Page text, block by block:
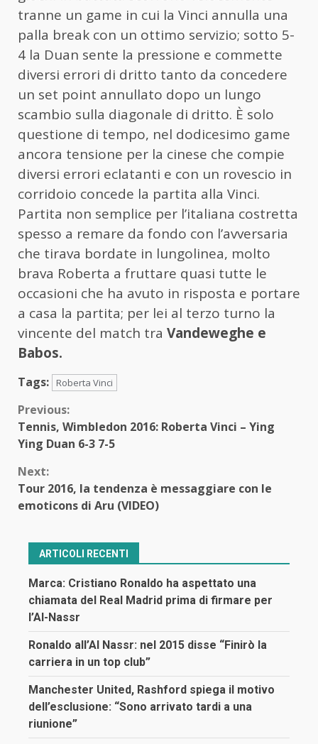
tranne un game in cui la Vinci annulla una
palla break con un ottimo servizio; sotto 5-
4 la Duan sente la pressione e commette
diversi errori di dritto tanto da concedere
un set point annullato dopo un lungo
scambio sulla diagonale di dritto. È solo
questione di tempo, nel dodicesimo game
ancora tensione per la cinese che compie
diversi errori eclatanti e con un rovescio in
corridoio concede la partita alla Vinci.
Partita non semplice per l’italiana costretta
spesso a remare da fondo con l’avversaria
che tirava bordate in lungolinea, molto
brava Roberta a fruttare quasi tutte le
occasioni che ha avuto in risposta e portare
a casa la partita; per lei al terzo turno la
vincente del match tra Vandeweghe e
Babos.
Tags: Roberta Vinci
Continue
Reading
Previous:
Tennis, Wimbledon 2016: Roberta Vinci – Ying
Ying Duan 6-3 7-5
Next:
Tour 2016, la tendenza è messaggiare con le
emoticons di Aru (VIDEO)
ARTICOLI RECENTI
Marca: Cristiano Ronaldo ha aspettato una
chiamata del Real Madrid prima di firmare per
l’Al-Nassr
Ronaldo all’Al Nassr: nel 2015 disse “Finirò la
carriera in un top club”
Manchester United, Rashford spiega il motivo
dell’esclusione: “Sono arrivato tardi a una
riunione”